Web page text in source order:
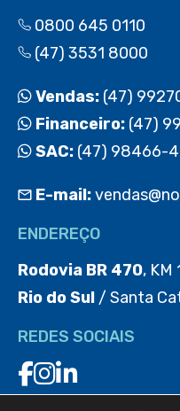
0800 645 0110
(47) 3531 8000
Vendas: (47)
Financeiro: (47)
SAC: (47) 98466-
E-mail:
ENDEREÇO
Rodovia BR 470,
Rio do Sul / Santa
REDES SOCIAIS